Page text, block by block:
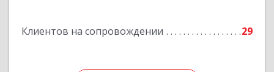
Клиентов на сопровождении 29